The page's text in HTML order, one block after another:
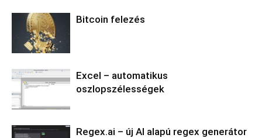
Bitcoin felezés
Excel – automatikus
oszlopszélességek
Regex.ai – új AI alapú regex generátor